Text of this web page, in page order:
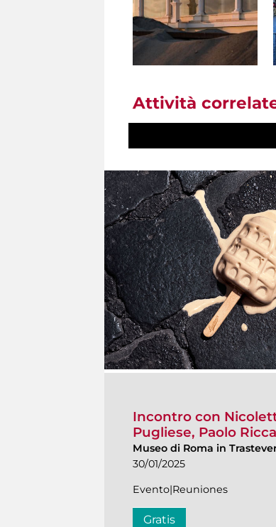
Attività
Incontro con
Pugliese, Paolo
Museo di Roma in
30/01/2025
Evento|Reuniones
Gratis